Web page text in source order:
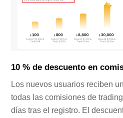
10 % de descuento en
Los nuevos usuarios reciben
todas las comisiones de
días tras el registro. El